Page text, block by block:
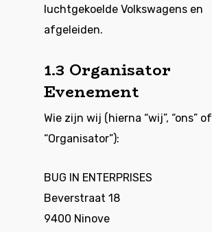
luchtgekoelde Volkswagens en
afgeleiden.
1.3 Organisator
Evenement
Wie zijn wij (hierna “wij”, “ons” of
“Organisator”):
BUG IN ENTERPRISES
Beverstraat 18
9400 Ninove